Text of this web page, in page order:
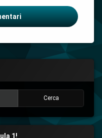
1!